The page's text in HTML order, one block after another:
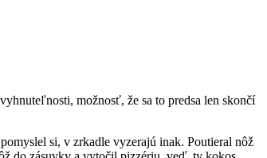
možnosť, že sa to predsa len skončí
si, v zrkadle vyzerajú inak. Poutieral nôž